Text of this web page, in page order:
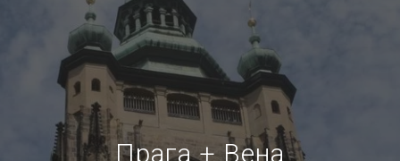
Прага + Вена